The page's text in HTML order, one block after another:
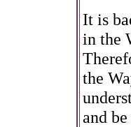
It is
in the
the
and